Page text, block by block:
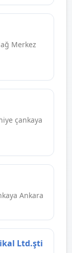
Merkez
çankaya
Ankara
Ltd.şti